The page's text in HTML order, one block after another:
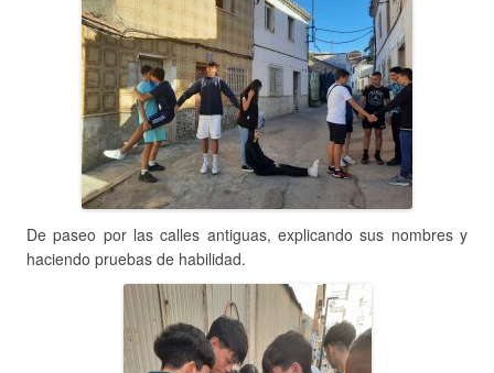
De paseo por las calles antiguas, explicando sus nombres y
haciendo pruebas de habilidad.